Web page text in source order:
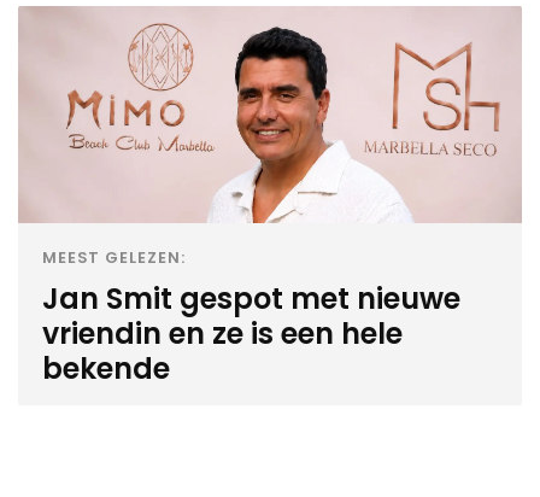
MEEST GELEZEN:
Jan Smit gespot met nieuwe
vriendin en ze is een hele
bekende